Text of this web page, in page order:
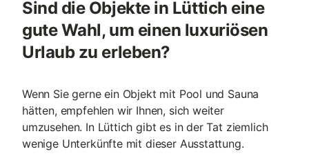
Sind die Objekte in Lüttich eine
gute Wahl, um einen luxuriösen
Urlaub zu erleben?
Wenn Sie gerne ein Objekt mit Pool und Sauna
hätten, empfehlen wir Ihnen, sich weiter
umzusehen. In Lüttich gibt es in der Tat ziemlich
wenige Unterkünfte mit dieser Ausstattung.